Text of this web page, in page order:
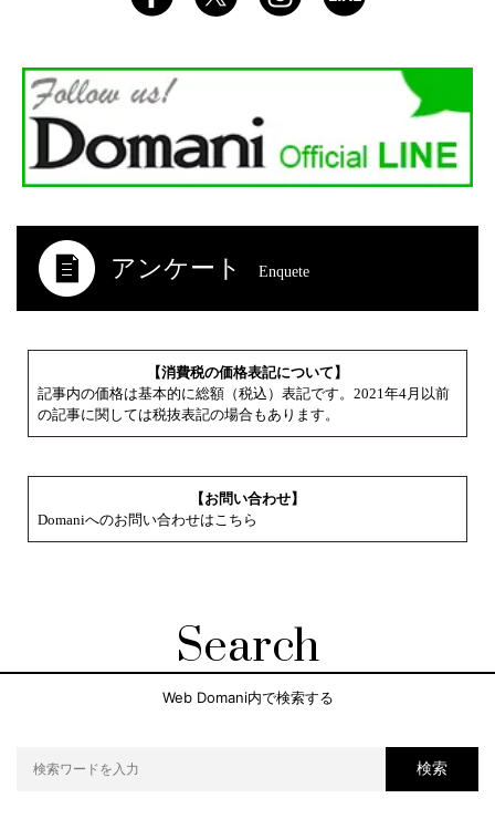
アンケート Enquete
【消費税の価格表記について】
記事内の価格は基本的に総額（税込）表記です。2021年4月以前
の記事に関しては税抜表記の場合もあります。
【お問い合わせ】
Domaniへのお問い合わせはこちら
Search
Web Domani内で検索する
検索